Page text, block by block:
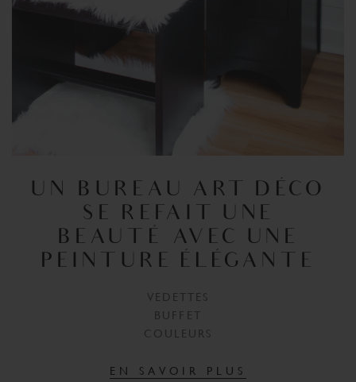
UN BUREAU ART DÉCO
SE REFAIT UNE
BEAUTÉ AVEC UNE
PEINTURE ÉLÉGANTE
VEDETTES
BUFFET
COULEURS
EN SAVOIR PLUS